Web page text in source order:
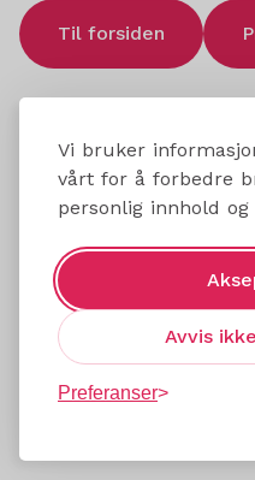
Vi bruker
vårt for å forbedre
personlig innhold
Avvis
Preferanser
Til forsiden